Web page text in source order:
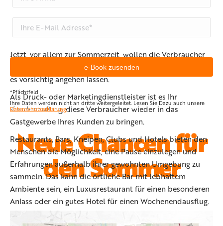
*Pflichtfeld
Ihre Daten werden nicht an dritte weitergeleitet. Lesen Sie Dazu auch unsere
Datenschutzerklärung.
Neue Chancen für
den Sommer
Jetzt, vor allem zur Sommerzeit, wollen die Verbraucher
wieder raus und neue Abenteuer erleben. Doch sie wollen
es vorsichtig angehen lassen.
Als Druck- oder Marketingdienstleister ist es Ihr
Kundenauftrag, diese Verbraucher wieder in das
Gastgewerbe Ihres Kunden zu bringen.
Restaurants, Bars, Kneipen, Clubs und Hotels bieten den
Menschen die Möglichkeit, eine Pause einzulegen und
Erfahrungen außerhalb ihrer gewohnten Umgebung zu
sammeln. Das kann die örtliche Bar mit lebhaftem
Ambiente sein, ein Luxusrestaurant für einen besonderen
Anlass oder ein gutes Hotel für einen Wochenendausflug.
Diese Orte werden von den Menschen von Natur aus